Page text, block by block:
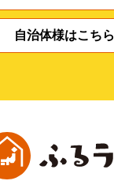
自治体様はこちら